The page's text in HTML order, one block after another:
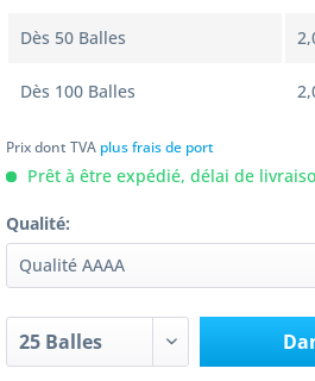
Dès 50 Balles
Dès 100 Balles
Prix dont TVA plus frais de port
Prêt à être expédié, délai de
Qualité: